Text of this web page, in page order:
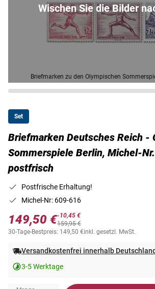
Briefmarken zu den Olympischen
Wischen Sie die Bilder
Set
Briefmarken Deutsches Reich -
Sommerspiele Berlin, Michel-
postfrisch
Postfrische Erhaltung!
Michel-Nr: 609-616
149,50 €-10,45 €
159,95 €
30-Tage-Bestpreis: 149,50 €inkl. gesetzl. MwSt.
Versandkostenfrei innerhalb
3-5 Werktage